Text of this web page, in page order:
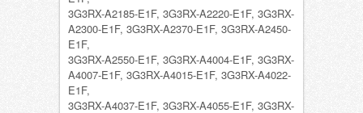
3G3RX-A2185-E1F, 3G3RX-A2220-E1F, 3G3RX-
A2300-E1F, 3G3RX-A2370-E1F, 3G3RX-A2450-
E1F,
3G3RX-A2550-E1F, 3G3RX-A4004-E1F, 3G3RX-
A4007-E1F, 3G3RX-A4015-E1F, 3G3RX-A4022-
E1F,
3G3RX-A4037-E1F, 3G3RX-A4055-E1F, 3G3RX-